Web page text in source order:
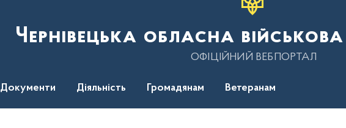
Чернівецька обласна військова
ОФІЦІЙНИЙ ВЕБПОРТАЛ
Документи Діяльність Громадянам Ветеранам